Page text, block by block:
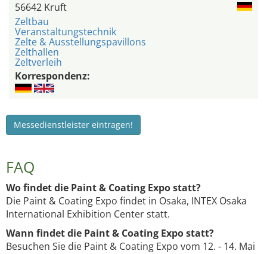
56642 Kruft
Zeltbau
Veranstaltungstechnik
Zelte & Ausstellungspavillons
Zelthallen
Zeltverleih
Korrespondenz:
Messedienstleister eintragen!
FAQ
Wo findet die Paint & Coating Expo statt?
Die Paint & Coating Expo findet in Osaka, INTEX Osaka
International Exhibition Center statt.
Wann findet die Paint & Coating Expo statt?
Besuchen Sie die Paint & Coating Expo vom 12. - 14. Mai